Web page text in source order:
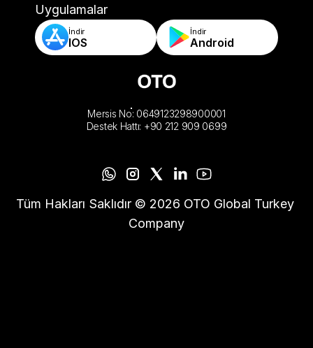
-Otomatik Sipariş Doğrulama & Kurallar
Uygulamalar
İndir
IOS
İndir
Android
Mersis No: 0649123298900001
Destek Hattı: +90 212 909 0699
Tüm Hakları Saklıdır © 2026 OTO Global Turkey
Company